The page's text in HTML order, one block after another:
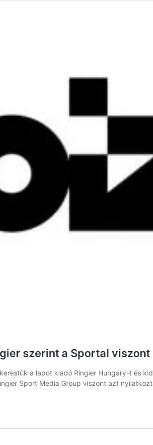
szerint a Sportal viszont
a lapot kiadó Ringier Hungary-t és
Sport Media Group viszont azt